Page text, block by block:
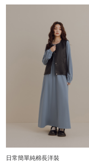
日常簡單純棉長洋裝